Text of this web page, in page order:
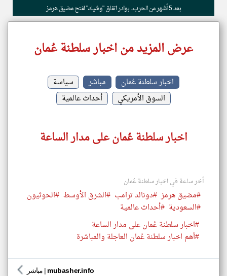
بعد 5 أشهر من الحرب.. بوادر اتفاق "وشيك" لفتح مضيق هرمز
عرض المزيد من اخبار سلطنة عُمان
اخبار سلطنة عُمان مباشر
سياسة
السوق الأمريكي
أحداث عالمية
اخبار سلطنة عُمان على مدار الساعة
أخر ساعة في اخبار سلطنة عُمان
#مضيق هرمز #دونالد ترامب #الشرق الأوسط #الحوثيون
#السعودية #أحداث عالمية
#اخبار سلطنة عُمان على مدار الساعة
#أهم اخبار سلطنة عُمان العاجلة والمباشرة
مباشر | mubasher.info